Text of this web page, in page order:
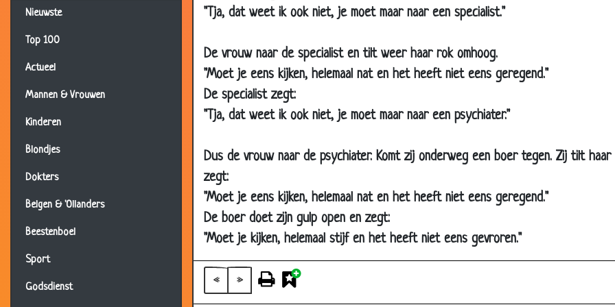
Nieuwste
Top 100
Actueel
Mannen & Vrouwen
Kinderen
Blondjes
Dokters
Belgen & 'Ollanders
Beestenboel
Sport
Godsdienst
"Tja, dat weet ik ook niet, je moet maar naar een specialist."
De vrouw naar de specialist en tilt weer haar rok omhoog.
"Moet je eens kijken, helemaal nat en het heeft niet eens geregend."
De specialist zegt:
"Tja, dat weet ik ook niet, je moet maar naar een psychiater."
Dus de vrouw naar de psychiater. Komt zij onderweg een boer tegen. Zij tilt
zegt:
"Moet je eens kijken, helemaal nat en het heeft niet eens geregend."
De boer doet zijn gulp open en zegt:
"Moet je kijken, helemaal stijf en het heeft niet eens gevroren."
« »
12 May 2000
Non en verkoper
12 May 2000
Orgasme
12 May 2000
12 May 2000
Sinterklaas met dilemma
12 May 2000
Lekke band in New York
12 May 2000
12 May 2000
Vibo
Kleine borsten
12 May 2000